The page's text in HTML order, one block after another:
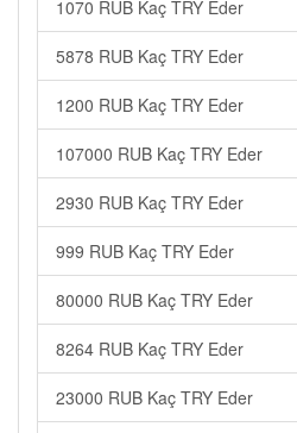
1070 RUB Kaç TRY Eder
5878 RUB Kaç TRY Eder
1200 RUB Kaç TRY Eder
107000 RUB Kaç TRY Eder
2930 RUB Kaç TRY Eder
999 RUB Kaç TRY Eder
80000 RUB Kaç TRY Eder
8264 RUB Kaç TRY Eder
23000 RUB Kaç TRY Eder